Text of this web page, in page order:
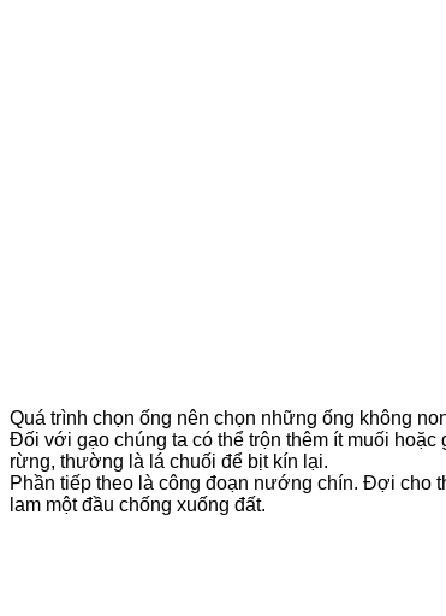
Quá trình chọn ống nên chọn những ống không
Đối với gạo chúng ta có thể trộn thêm ít muối
rừng, thường là lá chuối để bịt kín lại.
Phần tiếp theo là công đoạn nướng chín. Đợi cho
lam một đầu chống xuống đất.